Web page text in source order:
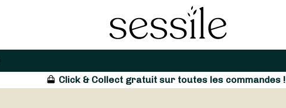
Click & Collect gratuit sur toutes les commandes !